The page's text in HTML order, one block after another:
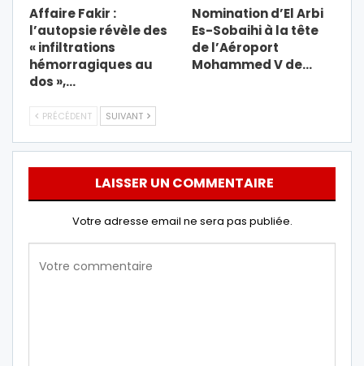
Affaire Fakir :
l’autopsie révèle des
« infiltrations
hémorragiques au
dos »,…
Nomination d’El Arbi
Es-Sobaihi à la tête
de l’Aéroport
Mohammed V de…
PRÉCÉDENT SUIVANT
LAISSER UN COMMENTAIRE
Votre adresse email ne sera pas publiée.